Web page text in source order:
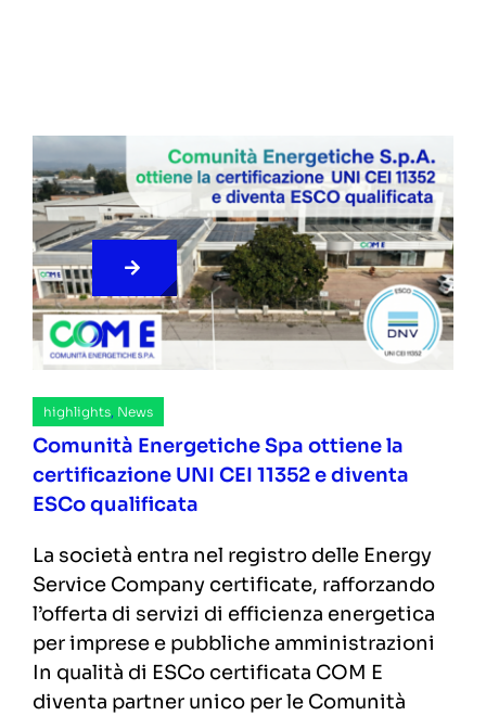
highlights, News
Comunità Energetiche Spa ottiene la
certificazione UNI CEI 11352 e diventa
ESCo qualificata
La società entra nel registro delle Energy
Service Company certificate, rafforzando
l’offerta di servizi di efficienza energetica
per imprese e pubbliche amministrazioni
In qualità di ESCo certificata COM E
diventa partner unico per le Comunità